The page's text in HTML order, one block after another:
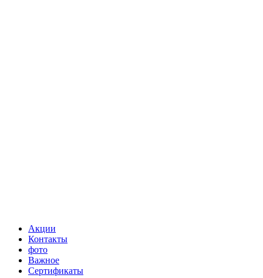
Акции
Контакты
фото
Важное
Сертификаты